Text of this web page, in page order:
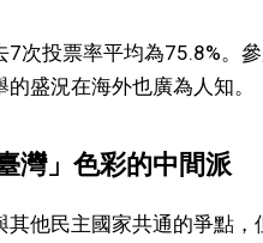
次投票率平均為75.8%。
盛況在海外也廣為人知。
灣」色彩的中間派
他民主國家共通的爭點，